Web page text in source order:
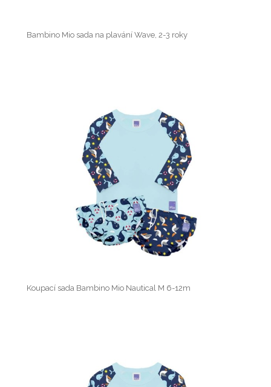
Bambino Mio sada na plavání Wave, 2-3 roky
Koupací sada Bambino Mio Nautical M 6-12m